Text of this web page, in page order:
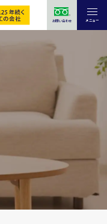
お問い合わせ メニュー